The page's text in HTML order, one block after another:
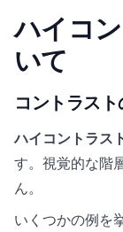
ハイコ
いて
コントラス
ハイコントラス
す。視覚的な階
ん。
いくつかの例を